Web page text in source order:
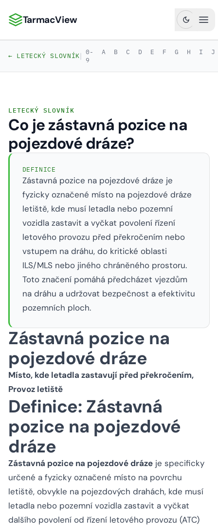
TarmacView: Precizní letecká analytika
TarmacView
← LETECKÝ SLOVNÍK| 0-
9
A B C D E F G H I J
LETECKÝ SLOVNÍK
Co je zástavná pozice na
pojezdové dráze?
DEFINICE
Zástavná pozice na pojezdové dráze je
fyzicky označené místo na pojezdové dráze
letiště, kde musí letadla nebo pozemní
vozidla zastavit a vyčkat povolení řízení
letového provozu před překročením nebo
vstupem na dráhu, do kritické oblasti
ILS/MLS nebo jiného chráněného prostoru.
Toto značení pomáhá předcházet vjezdům
na dráhu a udržovat bezpečnost a efektivitu
pozemních ploch.
Zástavná pozice na
pojezdové dráze
Místo, kde letadla zastavují před překročením,
Provoz letiště
Definice: Zástavná
pozice na pojezdové
dráze
Zástavná pozice na pojezdové dráze je specificky
určené a fyzicky označené místo na povrchu
letiště, obvykle na pojezdových drahách, kde musí
letadla nebo pozemní vozidla zastavit a vyčkat
dalšího povolení od řízení letového provozu (ATC)